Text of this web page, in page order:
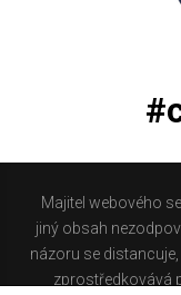
Majitel webového
jiný obsah
názoru se
zprostředkovává